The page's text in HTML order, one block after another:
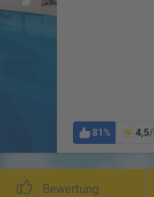
81% 4,5/
Bewertung